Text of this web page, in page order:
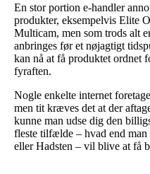
En stor portion e-handler
produkter, eksempelvis Elite
Multicam, men som trods alt
anbringes før et nøjagtigt
kan nå at få produktet ordnet
fyraften.
Nogle enkelte internet
men tit kræves det at der
kunne man udse dig den
fleste tilfælde – hvad end
eller Hadsten – vil blive at få